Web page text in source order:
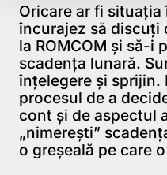
Oricare ar fi
încurajez să discuţi
la ROMCOM şi să-i
scadenţa lunară.
înţelegere şi sprijin.
procesul de a
cont şi de aspectul
„nimereşti”
o greşeală pe care